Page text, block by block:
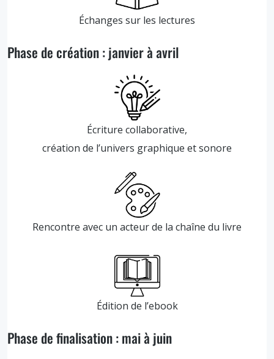
Échanges sur les lectures
Phase de création : janvier à avril
Écriture collaborative,
création de l’univers graphique et sonore
Rencontre avec un acteur de la chaîne du livre
Édition de l’ebook
Phase de finalisation : mai à juin